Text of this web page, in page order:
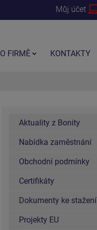
Můj účet
Aktuality z Bonity
Nabídka zaměstnání
Obchodní podmínky
Certifikáty
Dokumenty ke stažení
Projekty EU
O FIRMĚ KONTAKTY